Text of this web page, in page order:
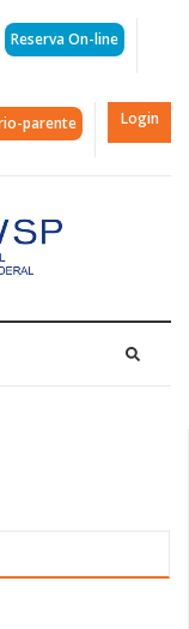
Reserva On-line
parente Login